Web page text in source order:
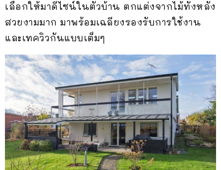
เลือกให้มาดีไซน์ในตัวบ้าน ตกแต่งจากไม้ทั้งหลัง
สวยงามมาก มาพร้อมเฉลียงรองรับการใช้งาน
และเทควิวกันแบบเต็มๆ